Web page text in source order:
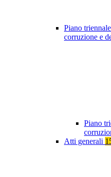
Piano
corruzione e
Piano
Atti generali